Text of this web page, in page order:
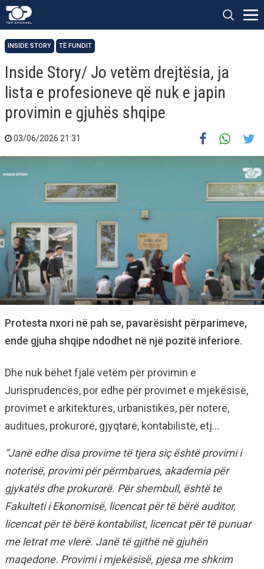
INSIDE STORY TË FUNDIT
Inside Story/ Jo vetëm drejtësia, ja
lista e profesioneve që nuk e japin
provimin e gjuhës shqipe
03/06/2026 21:31
Protesta nxori në pah se, pavarësisht përparimeve,
ende gjuha shqipe ndodhet në një pozitë inferiore.
Dhe nuk bëhet fjalë vetëm për provimin e
Jurisprudencës, por edhe për provimet e mjekësisë,
provimet e arkitekturës, urbanistikës, për noterë,
auditues, prokurorë, gjyqtarë, kontabilistë, etj…
“Janë edhe disa provime të tjera siç është provimi i
noterisë, provimi për përmbarues, akademia për
gjykatës dhe prokurorë. Për shembull, është te
Fakulteti i Ekonomisë, licencat për të bërë auditor,
licencat për të bërë kontabilist, licencat për të punuar
me letrat me vlerë. Janë të gjithë në gjuhën
maqedone. Provimi i mjekësisë, pjesa me shkrim